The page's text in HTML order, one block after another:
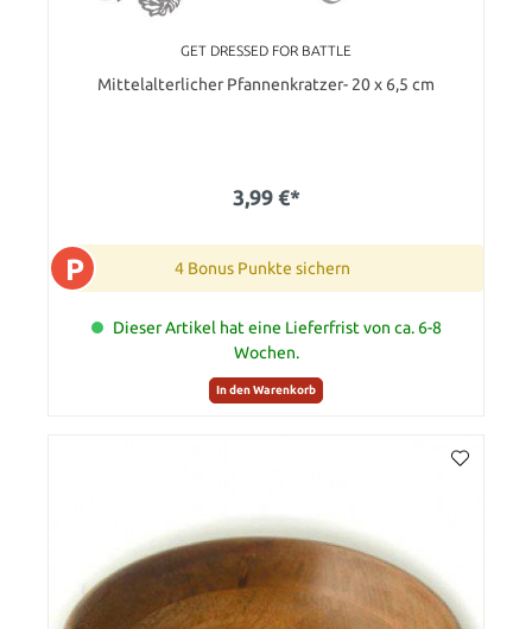
GET DRESSED FOR BATTLE
Mittelalterlicher Pfannenkratzer- 20 x 6,5 cm
3,99 €*
P 4 Bonus Punkte sichern
Dieser Artikel hat eine Lieferfrist von ca. 6-8
Wochen.
In den Warenkorb